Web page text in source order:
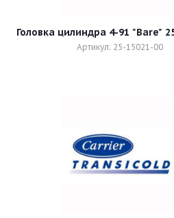
Головка цилиндра 4-91 "Bare"
Артикул: 25-15021-00